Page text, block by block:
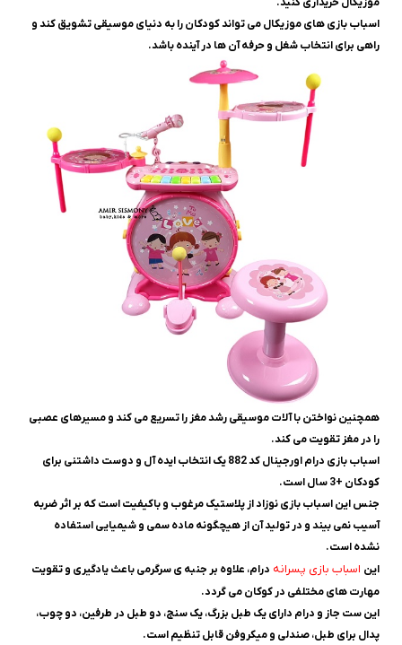
اسباب بازی های موزیکال می تواند کودکان را به دنیای موسیقی تشویق کند و
راهی برای انتخاب شغل و حرفه آن ها در آینده باشد.
همچنین نواختن با آلات موسیقی رشد مغز را تسریع می کند و مسیرهای عصبی
را در مغز تقویت می کند.
اسباب بازی درام اورجینال کد 882 یک انتخاب ایده آل و دوست داشتنی برای
کودکان +3 سال است.
جنس این اسباب بازی نوزاد از پلاستیک مرغوب و باکیفیت است که بر اثر ضربه
آسیب نمی بیند و در تولید آن از هیچگونه ماده سمی و شیمیایی استفاده
نشده است.
این اسباب بازی پسرانه درام، علاوه بر جنبه ‌ی سرگرمی باعث یادگیری و تقویت
مهارت ‌های مختلفی در کوکان می ‌گردد.
این ست جاز و درام دارای یک طبل بزرگ، یک سنج، دو طبل در طرفین، دو چوب،
پدال برای طبل، صندلی و میکروفن قابل تنظیم است.